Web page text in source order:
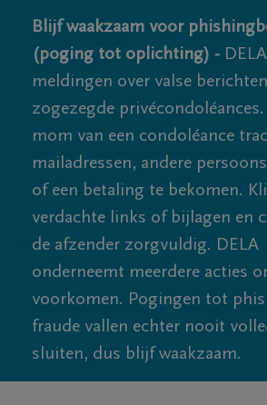
Blijf waakzaam voor
(poging tot oplichting) -
meldingen over valse
zogezegde
mom van een condoléance
mailadressen, andere
of een betaling te bekomen.
verdachte links of bijlagen en
de afzender zorgvuldig. DELA
onderneemt meerdere acties
voorkomen. Pogingen tot
fraude vallen echter nooit
sluiten, dus blijf waakzaam.